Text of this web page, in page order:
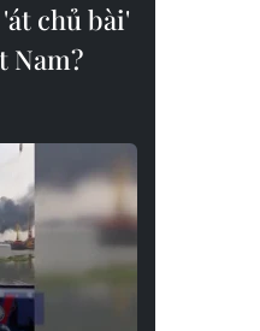
chủ bài'
Nam?